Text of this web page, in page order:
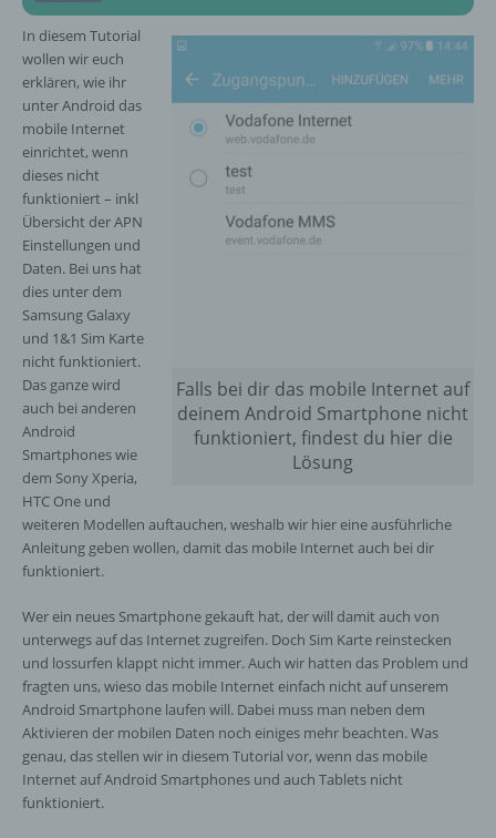
Falls bei dir das mobile Internet auf
deinem Android Smartphone nicht
funktioniert, findest du hier die
Lösung
In diesem Tutorial
wollen wir euch
erklären, wie ihr
unter Android das
mobile Internet
einrichtet, wenn
dieses nicht
funktioniert – inkl
Übersicht der APN
Einstellungen und
Daten. Bei uns hat
dies unter dem
Samsung Galaxy
und 1&1 Sim Karte
nicht funktioniert.
Das ganze wird
auch bei anderen
Android
Smartphones wie
dem Sony Xperia,
HTC One und
weiteren Modellen auftauchen, weshalb wir hier eine ausführliche
Anleitung geben wollen, damit das mobile Internet auch bei dir
funktioniert.
Wer ein neues Smartphone gekauft hat, der will damit auch von
unterwegs auf das Internet zugreifen. Doch Sim Karte reinstecken
und lossurfen klappt nicht immer. Auch wir hatten das Problem und
fragten uns, wieso das mobile Internet einfach nicht auf unserem
Android Smartphone laufen will. Dabei muss man neben dem
Aktivieren der mobilen Daten noch einiges mehr beachten. Was
genau, das stellen wir in diesem Tutorial vor, wenn das mobile
Internet auf Android Smartphones und auch Tablets nicht
funktioniert.